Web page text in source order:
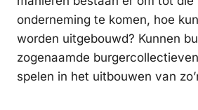
onderneming te komen, hoe
worden uitgebouwd? Kunnen
zogenaamde
spelen in het uitbouwen van